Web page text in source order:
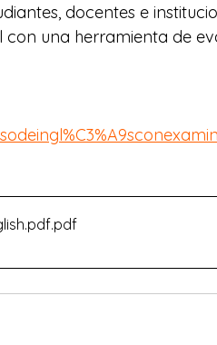
docentes e
una herramienta de
.pdf